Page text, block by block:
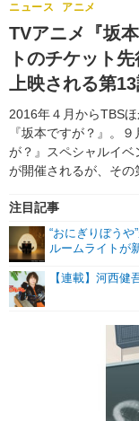
グッズ
声優
舞台
ラキりす
連載マンガ一覧
番組・動画一
動画
連載・ブログ
連載・ブログ一
編集部ブログ・お
TVアニメ『坂
トのチケット
上映される第
2016年４月からTBS
『坂本ですが？』。
が？』スペシャルイベ
が開催されるが、その
ニュース アニメ
注目記事
“おにぎりぼう
ルームライトが
【連載】河西健